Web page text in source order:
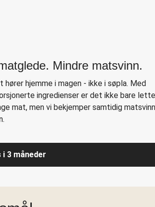
Mindre matsvinn.
hører hjemme i magen - ikke i søpla. Med
ingredienser er det ikke bare
mat, men vi bekjemper samtidig matsvinn
3 måneder